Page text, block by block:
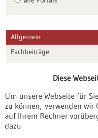
Allgemein
Fachbeiträge
Veranstaltungen
Erscheinungsdatum
Diese
Um unsere Webseite für
zu können, verwenden wir
auf Ihrem Rechner
dazu